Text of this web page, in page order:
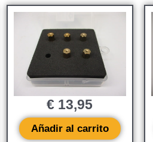
€ 13,95
Añadir al carrito